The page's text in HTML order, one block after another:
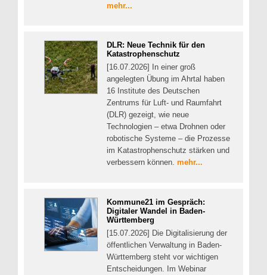
mehr...
DLR: Neue Technik für den
Katastrophenschutz
[16.07.2026] In einer groß
angelegten Übung im Ahrtal haben
16 Institute des Deutschen
Zentrums für Luft- und Raumfahrt
(DLR) gezeigt, wie neue
Technologien – etwa Drohnen oder
robotische Systeme – die Prozesse
im Katastrophenschutz stärken und
verbessern können. mehr...
Kommune21 im Gespräch:
Digitaler Wandel in Baden-
Württemberg
[15.07.2026] Die Digitalisierung der
öffentlichen Verwaltung in Baden-
Württemberg steht vor wichtigen
Entscheidungen. Im Webinar